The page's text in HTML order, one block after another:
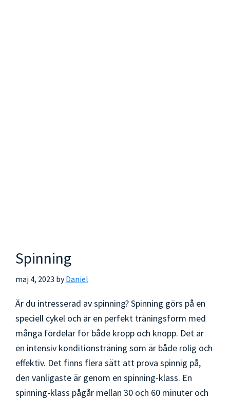
Spinning
maj 4, 2023 byDaniel
Är du intresserad av spinning? Spinning görs på en
speciell cykel och är en perfekt träningsform med
många fördelar för både kropp och knopp. Det är
en intensiv konditionsträning som är både rolig och
effektiv. Det finns flera sätt att prova spinnig på,
den vanligaste är genom en spinning-klass. En
spinning-klass pågår mellan 30 och 60 minuter och